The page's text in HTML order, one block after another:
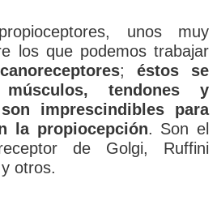
unos muy
los que podemos trabajar
; éstos se
tendones y
imprescindibles para
la propiocepción. Son el
de Golgi, Ruffini
otros.